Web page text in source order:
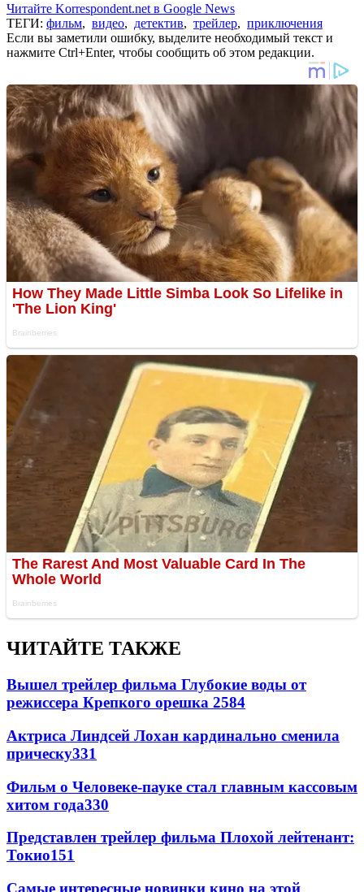
Читайте Korrespondent.net в Google News
ТЕГИ: фильм, видео, детектив, трейлер, приключения
Если вы заметили ошибку, выделите необходимый текст и
нажмите Ctrl+Enter, чтобы сообщить об этом редакции.
ЧИТАЙТЕ ТАКЖЕ
Вышел трейлер фильма Глубокие воды от
режиссера Крепкого орешка 2584
Актриса Линдсей Лохан кардинально сменила
прическу331
Фильм о Человеке-пауке стал главным кассовым
хитом года330
Представлен трейлер фильма Плохой лейтенант:
Токио151
Самые интересные новинки кино на этой